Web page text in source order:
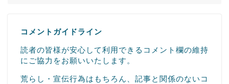
コメントガイドライン
読者の皆様が安心して利用できるコメント欄の維持
にご協力をお願いいたします。
荒らし・宣伝行為はもちろん、記事と関係のないコ